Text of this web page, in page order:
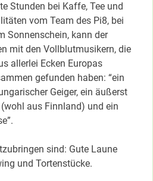
Stunden bei Kaffe, Tee und
vom Team des Pi8, bei
Sonnenschein, kann der
mit den Vollblutmusikern, die
allerlei Ecken Europas
gefunden haben: “ein
Geiger, ein äußerst
aus Finnland) und ein
sind: Gute Laune
und Tortenstücke.